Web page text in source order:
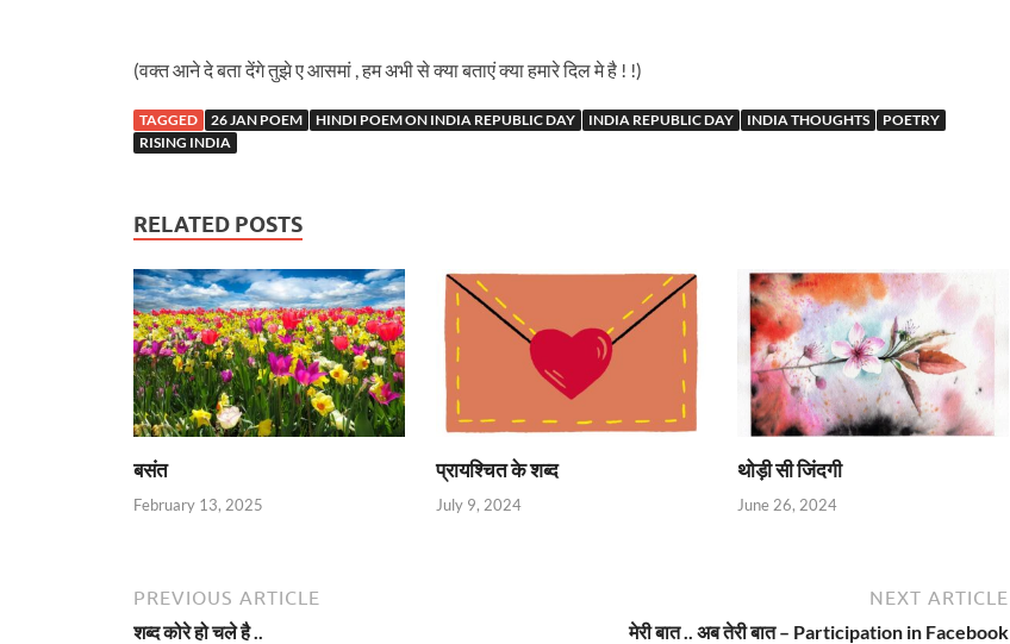
(वक्त आने दे बता देंगे तुझे ए आसमां , हम अभी से क्या बताएं क्या हमारे दिल मे है ! !)
TAGGED 26 JAN POEM HINDI POEM ON INDIA REPUBLIC DAY INDIA REPUBLIC DAY INDIA THOUGHTS
POETRY
RISING INDIA
RELATED POSTS
बसंत
February 13, 2025
प्रायश्चित के शब्द
July 9, 2024
थोड़ी सी जिंदगी
June 26, 2024
PREVIOUS ARTICLE
शब्द कोरे हो चले है ..
NEXT ARTICLE
मेरी बात .. अब तेरी बात – Participation in Facebook